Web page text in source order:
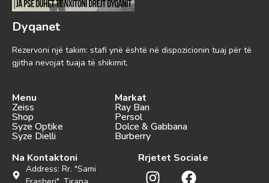
Dyqanet
Rezervoni një takim: stafi ynë është në dispozicionin tuaj për të
gjitha nevojat tuaja të shikimit.
Menu
Zeiss
Shop
Syze Optike
Syze Dielli
Markat
Ray Ban
Persol
Dolce & Gabbana
Burberry
Na Kontaktoni
Address: Rr. "Sami
Rrjetet Sociale